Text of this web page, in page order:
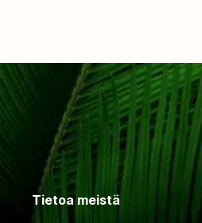
Tietoa meistä